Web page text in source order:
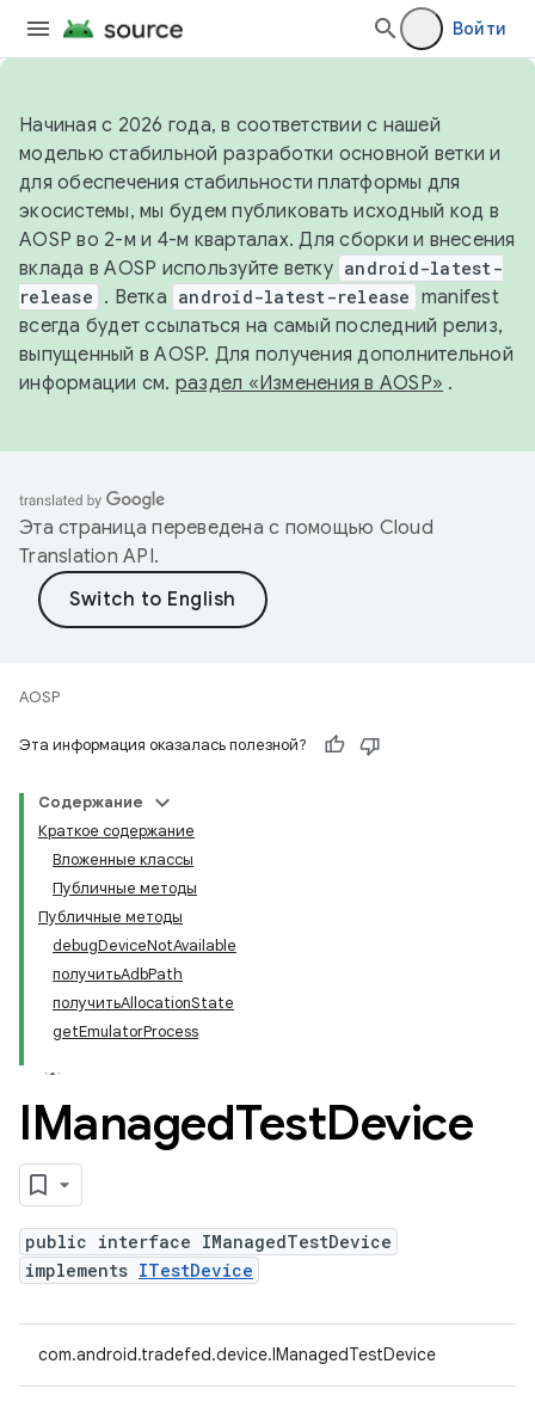
Войти
Начиная с 2026 года, в соответствии с нашей
моделью стабильной разработки основной ветки и
для обеспечения стабильности платформы для
экосистемы, мы будем публиковать исходный код в
AOSP во 2-м и 4-м кварталах. Для сборки и внесения
вклада в AOSP используйте ветку android-latest-
release . Ветка android-latest-release manifest
всегда будет ссылаться на самый последний релиз,
выпущенный в AOSP. Для получения дополнительной
информации см. раздел «Изменения в AOSP» .
Эта страница переведена с помощью Cloud
Translation API.
AOSP
Эта информация оказалась полезной?
Содержание
Краткое содержание
Вложенные классы
Публичные методы
Публичные методы
debugDeviceNotAvailable
получитьAdbPath
получитьAllocationState
getEmulatorProcess
IManagedTestDevice
public interface IManagedTestDevice
implements ITestDevice
com.android.tradefed.device.IManagedTestDevice